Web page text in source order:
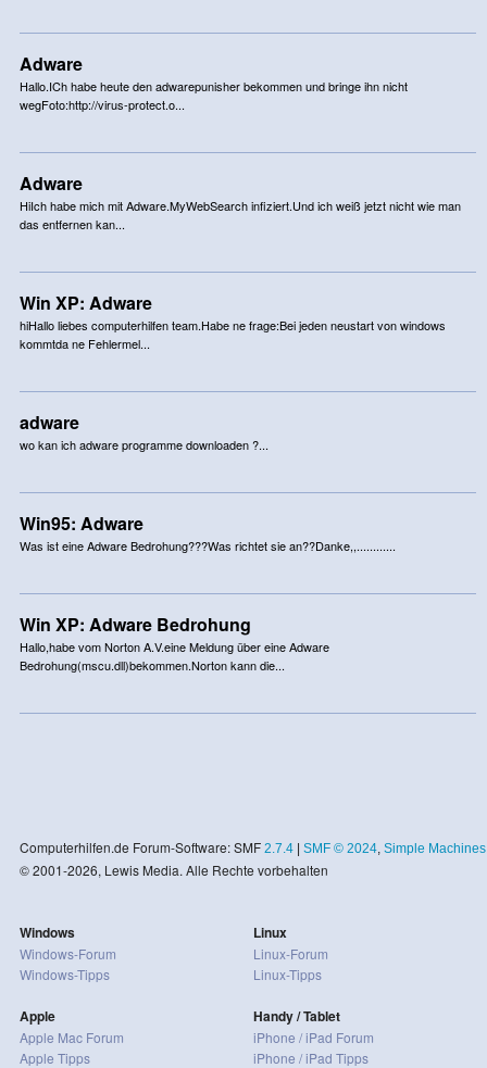
Adware
Hallo.ICh habe heute den adwarepunisher bekommen und bringe ihn nicht
wegFoto:http://virus-protect.o...
Adware
HiIch habe mich mit Adware.MyWebSearch infiziert.Und ich weiß jetzt nicht wie man
das entfernen kan...
Win XP: Adware
hiHallo liebes computerhilfen team.Habe ne frage:Bei jeden neustart von windows
kommtda ne Fehlermel...
adware
wo kan ich adware programme downloaden ?...
Win95: Adware
Was ist eine Adware Bedrohung???Was richtet sie an??Danke,,............
Win XP: Adware Bedrohung
Hallo,habe vom Norton A.V.eine Meldung über eine Adware
Bedrohung(mscu.dll)bekommen.Norton kann die...
Computerhilfen.de Forum-Software: SMF 2.7.4| SMF © 2024, Simple Machines
© 2001-2026, Lewis Media. Alle Rechte vorbehalten
Windows
Windows-Forum
Windows-Tipps
Apple
Apple Mac Forum
Apple Tipps
Linux
Linux-Forum
Linux-Tipps
Handy / Tablet
iPhone / iPad Forum
iPhone / iPad Tipps